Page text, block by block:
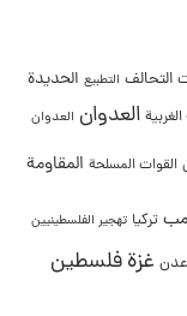
التحالف التطبيع الحديدة
العدوان العدوان
القوات المسلحة المقاومة
تركيا تهجير الفلسطينيين
عدن غزةفلسطين